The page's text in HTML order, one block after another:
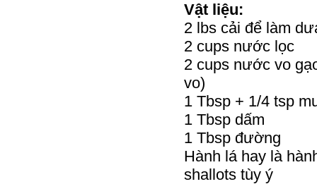
Vật liệu:
2 lbs cải để làm
2 cups nước lọc
2 cups nước vo
vo)
1 Tbsp + 1/4 tsp
1 Tbsp dấm
1 Tbsp đường
Hành lá hay là
shallots tùy ý